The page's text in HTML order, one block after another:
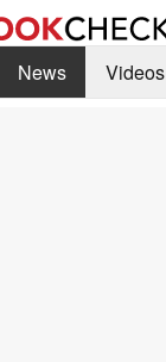
News
Videos